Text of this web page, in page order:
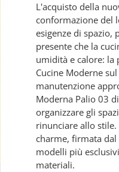
L'acquisto della
conformazione del
esigenze di spazio,
presente che la
umidità e calore:
Cucine Moderne
manutenzione
Moderna Palio 03
organizzare gli
rinunciare allo
charme, firmata
modelli più
materiali.